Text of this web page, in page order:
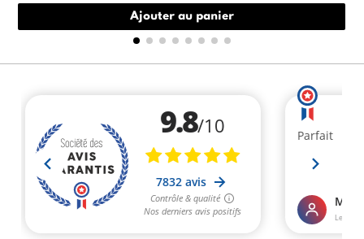
Ajouter au panier